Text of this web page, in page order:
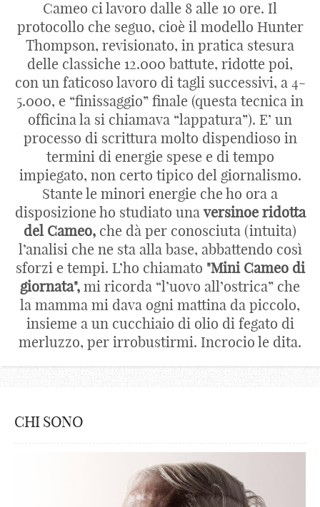
Cameo ci lavoro dalle 8 alle 10 ore. Il
protocollo che seguo, cioè il modello Hunter
Thompson, revisionato, in pratica stesura
delle classiche 12.000 battute, ridotte poi,
con un faticoso lavoro di tagli successivi, a 4-
5.000, e “finissaggio” finale (questa tecnica in
officina la si chiamava “lappatura”). E’ un
processo di scrittura molto dispendioso in
termini di energie spese e di tempo
impiegato, non certo tipico del giornalismo.
Stante le minori energie che ho ora a
disposizione ho studiato una versinoe ridotta
del Cameo, che dà per conosciuta (intuita)
l’analisi che ne sta alla base, abbattendo così
sforzi e tempi. L’ho chiamato "Mini Cameo di
giornata", mi ricorda “l’uovo all’ostrica” che
la mamma mi dava ogni mattina da piccolo,
insieme a un cucchiaio di olio di fegato di
merluzzo, per irrobustirmi. Incrocio le dita.
CHI SONO